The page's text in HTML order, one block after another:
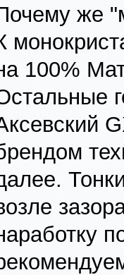
же
100%